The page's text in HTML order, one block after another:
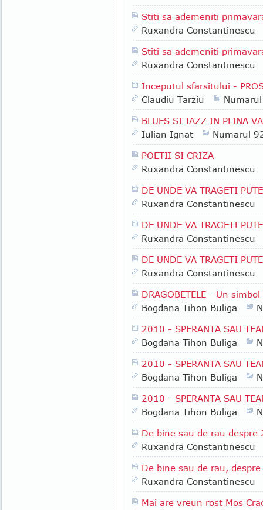
Stiti sa ademeniti
Ruxandra Constantinescu
Stiti sa ademeniti
Ruxandra Constantinescu
Inceputul sfarsitului -
Claudiu Tarziu
BLUES SI JAZZ IN PLINA
Iulian Ignat
Numarul
POETII SI CRIZA
Ruxandra Constantinescu
DE UNDE VA TRAGETI
Ruxandra Constantinescu
DE UNDE VA TRAGETI
Ruxandra Constantinescu
DE UNDE VA TRAGETI
Ruxandra Constantinescu
DRAGOBETELE - Un
Bogdana Tihon Buliga
2010 - SPERANTA SAU
Bogdana Tihon Buliga
2010 - SPERANTA SAU
Bogdana Tihon Buliga
2010 - SPERANTA SAU
Bogdana Tihon Buliga
De bine sau de rau despre
Ruxandra Constantinescu
De bine sau de rau,
Ruxandra Constantinescu
Mai are vreun rost Mos